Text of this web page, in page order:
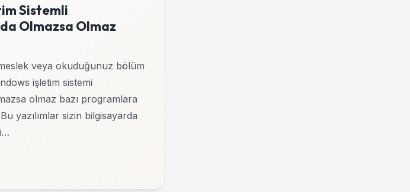
Sistemli
Olmazsa Olmaz
veya okuduğunuz bölüm
işletim sistemi
olmaz bazı programlara
yazılımlar sizin bilgisayarda